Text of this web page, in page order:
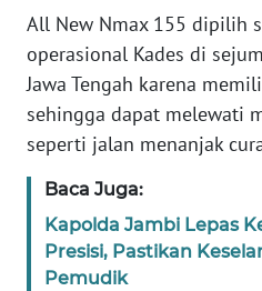
All New Nmax 155 dipilih
operasional Kades di
Jawa Tengah karena
sehingga dapat melewati
seperti jalan menanjak
Baca Juga:
Kapolda Jambi Lepas
Presisi, Pastikan
Pemudik
SUMUT
JAKARTA
WN
JABAR
WN
BANTEN